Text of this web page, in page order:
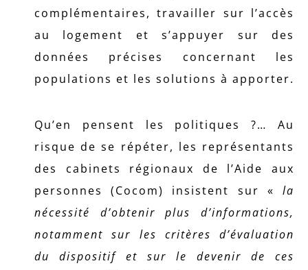
complémentaires, travailler sur l’accès
au logement et s’appuyer sur des
données précises concernant les
populations et les solutions à apporter.
Qu’en pensent les politiques ?… Au
risque de se répéter, les représentants
des cabinets régionaux de l’Aide aux
personnes (Cocom) insistent sur « la
nécessité d’obtenir plus d’informations,
notamment sur les critères d’évaluation
du dispositif et sur le devenir de ces